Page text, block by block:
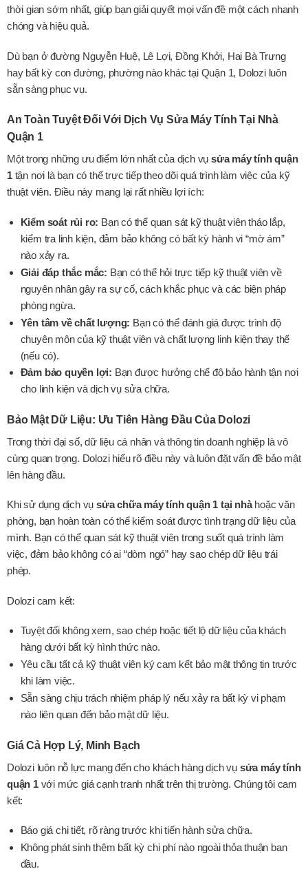
thời gian sớm nhất, giúp bạn giải quyết mọi vấn đề một cách nhanh
chóng và hiệu quả.
Dù bạn ở đường Nguyễn Huệ, Lê Lợi, Đồng Khởi, Hai Bà Trưng
hay bất kỳ con đường, phường nào khác tại Quận 1, Dolozi luôn
sẵn sàng phục vụ.
An Toàn Tuyệt Đối Với Dịch Vụ Sửa Máy Tính Tại Nhà
Quận 1
Một trong những ưu điểm lớn nhất của dịch vụ sửa máy tính quận
1tận nơi là bạn có thể trực tiếp theo dõi quá trình làm việc của kỹ
thuật viên. Điều này mang lại rất nhiều lợi ích:
Kiểm soát rủi ro: Bạn có thể quan sát kỹ thuật viên tháo lắp,
kiểm tra linh kiện, đảm bảo không có bất kỳ hành vi “mờ ám”
nào xảy ra.
Giải đáp thắc mắc: Bạn có thể hỏi trực tiếp kỹ thuật viên về
nguyên nhân gây ra sự cố, cách khắc phục và các biện pháp
phòng ngừa.
Yên tâm về chất lượng: Bạn có thể đánh giá được trình độ
chuyên môn của kỹ thuật viên và chất lượng linh kiện thay thế
(nếu có).
Đảm bảo quyền lợi: Bạn được hưởng chế độ bảo hành tận nơi
cho linh kiện và dịch vụ sửa chữa.
Bảo Mật Dữ Liệu: Ưu Tiên Hàng Đầu Của Dolozi
Trong thời đại số, dữ liệu cá nhân và thông tin doanh nghiệp là vô
cùng quan trọng. Dolozi hiểu rõ điều này và luôn đặt vấn đề bảo mật
lên hàng đầu.
Khi sử dụng dịch vụ sửa chữa máy tính quận 1 tại nhàhoặc văn
phòng, bạn hoàn toàn có thể kiểm soát được tình trạng dữ liệu của
mình. Bạn có thể quan sát kỹ thuật viên trong suốt quá trình làm
việc, đảm bảo không có ai “dòm ngó” hay sao chép dữ liệu trái
phép.
Dolozi cam kết:
Tuyệt đối không xem, sao chép hoặc tiết lộ dữ liệu của khách
hàng dưới bất kỳ hình thức nào.
Yêu cầu tất cả kỹ thuật viên ký cam kết bảo mật thông tin trước
khi làm việc.
Sẵn sàng chịu trách nhiệm pháp lý nếu xảy ra bất kỳ vi phạm
nào liên quan đến bảo mật dữ liệu.
Giá Cả Hợp Lý, Minh Bạch
Dolozi luôn nỗ lực mang đến cho khách hàng dịch vụ sửa máy tính
quận 1với mức giá cạnh tranh nhất trên thị trường. Chúng tôi cam
kết:
Báo giá chi tiết, rõ ràng trước khi tiến hành sửa chữa.
Không phát sinh thêm bất kỳ chi phí nào ngoài thỏa thuận ban
đầu.